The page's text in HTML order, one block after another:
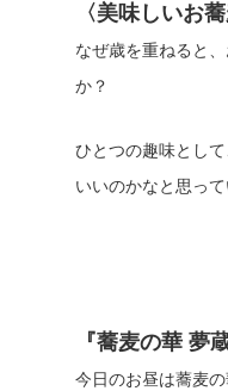
〈美味しいお
なぜ歳を重ねると
か？
ひとつの趣味とし
いいのかなと思って
『蕎麦の華 夢蔵
今日のお昼は蕎麦